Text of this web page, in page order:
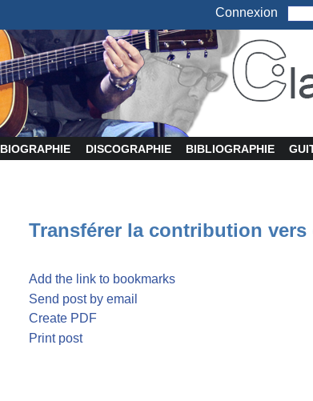
Connexion
BIOGRAPHIE DISCOGRAPHIE BIBLIOGRAPHIE
Transférer la contribution
Add the link to bookmarks
Send post by email
Create PDF
Print post